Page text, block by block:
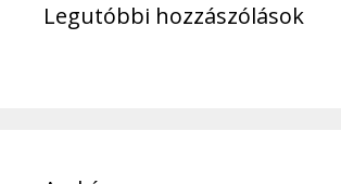
Legutóbbi hozzászólások